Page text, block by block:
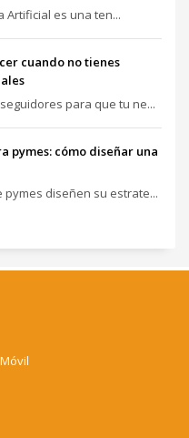
Artificial es una ten...
cuando no tienes
para que tu ne...
pymes: cómo diseñar una
pymes diseñen su estrate...